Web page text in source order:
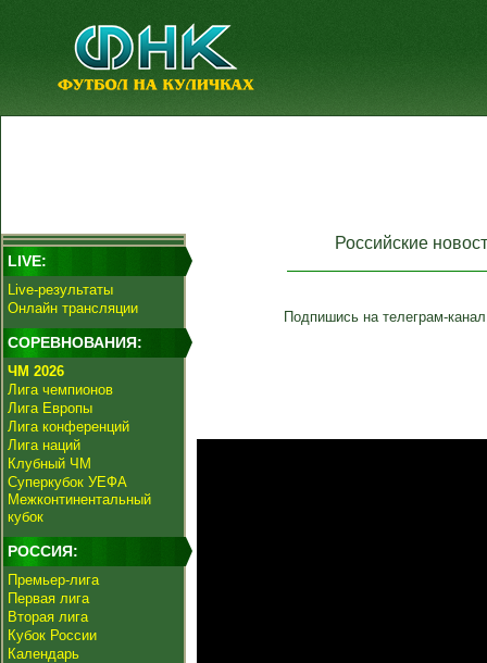
LIVE:
Live-результаты
Онлайн трансляции
СОРЕВНОВАНИЯ:
ЧМ 2026
Лига чемпионов
Лига Европы
Лига конференций
Лига наций
Клубный ЧМ
Суперкубок УЕФА
Межконтинентальный
кубок
РОССИЯ:
Премьер-лига
Первая лига
Вторая лига
Кубок России
Календарь
Российские
Подпишись на телеграм-